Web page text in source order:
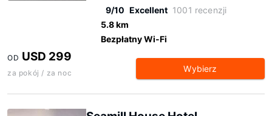
9/10 Excellent 1001 recenzji
5.8 km
Bezpłatny Wi-Fi
OD USD 299
za pokój / za noc Wybierz